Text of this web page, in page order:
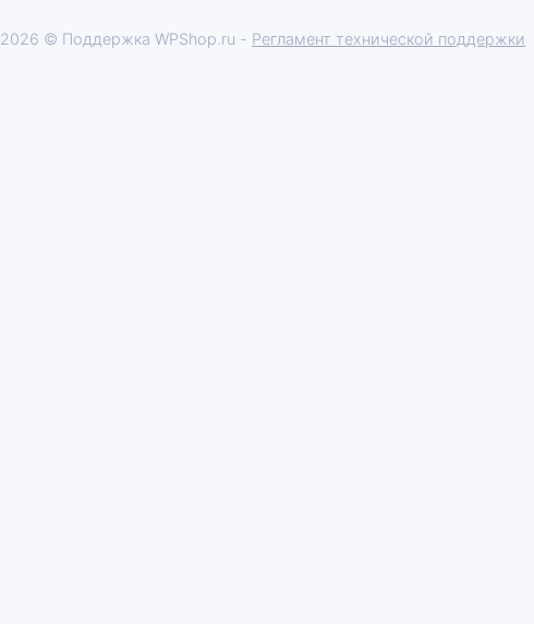
2026 © Поддержка WPShop.ru - Регламент технической поддержки